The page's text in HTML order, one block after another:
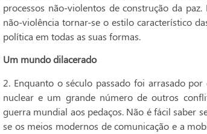
processos não-violentos de construção da
não-violência tornar-se o estilo característico
política em todas as suas formas.
Um mundo dilacerado
2. Enquanto o século passado foi arrasado
nuclear e um grande número de outros
guerra mundial aos pedaços. Não é fácil saber
se os meios modernos de comunicação e a